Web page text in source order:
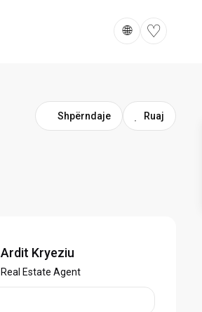
🌐 ♡
Shpërndaje
Ardit Kryeziu
Real Estate Agent